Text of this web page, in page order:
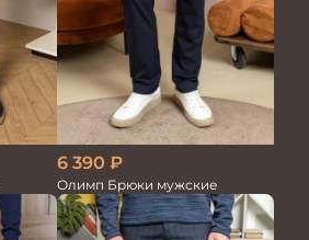
6 390 ₽
Олимп Брюки мужские